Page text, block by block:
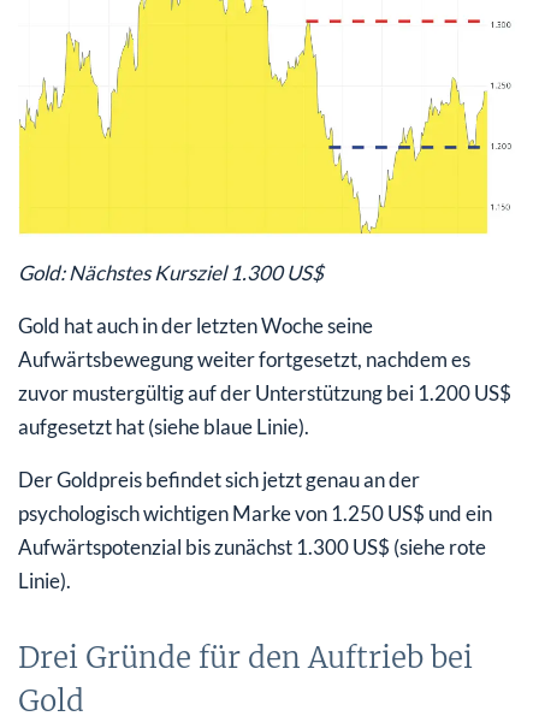
Gold: Nächstes Kursziel 1.300 US$
Gold hat auch in der letzten Woche seine
Aufwärtsbewegung weiter fortgesetzt, nachdem es
zuvor mustergültig auf der Unterstützung bei 1.200 US$
aufgesetzt hat (siehe blaue Linie).
Der Goldpreis befindet sich jetzt genau an der
psychologisch wichtigen Marke von 1.250 US$ und ein
Aufwärtspotenzial bis zunächst 1.300 US$ (siehe rote
Linie).
Drei Gründe für den Auftrieb bei
Gold